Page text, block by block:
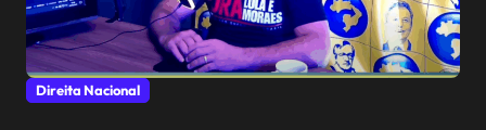
Direita Nacional